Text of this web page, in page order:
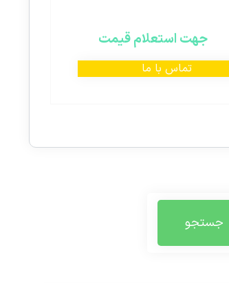
جهت استعلام قیمت
تماس با ما
جستجو